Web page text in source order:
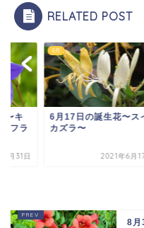
RELATED POST
日の誕生花〜スイ
ラ〜
5月
5月18日
8月